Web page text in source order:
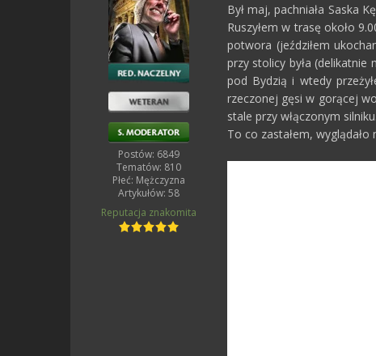
Postów: 6849
Tematów: 810
Płeć: Mężczyzna
Artykułów: 58
Reputacja znakomita
Był maj, pachniała Saska
Ruszyłem w trasę około
potwora (jeździłem
przy stolicy była
pod Bydzią i wtedy
rzeczonej gęsi w gorącej
stale przy włączonym silniku.
To co zastałem, wyglądało